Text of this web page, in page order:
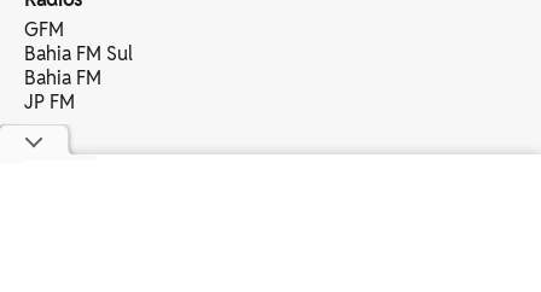
GFM
Bahia FM Sul
Bahia FM
JP FM